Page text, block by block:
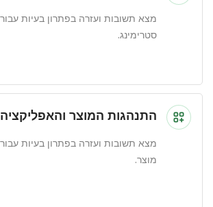
סטרימינג.
התנהגות המוצר והאפליקציה
מוצר.